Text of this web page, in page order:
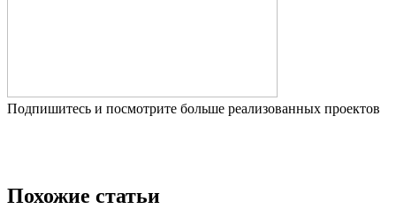
Подпишитесь и посмотрите больше реализованных проектов
Похожие статьи